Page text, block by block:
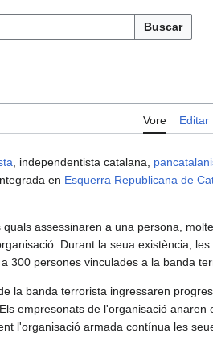
Buscar
Vore Editar
, independentista catalana,
en Esquerra Republicana de
assessinaren a una persona,
Durant la seua existència, les
300 persones vinculades a la banda
la banda terrorista ingressaren
. Els empresonats de l'organisació anaren
l'organisació armada contínua les